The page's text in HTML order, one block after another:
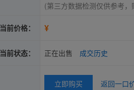
(第三方数据检测仅供参考
当前价格： ¥
当前状态： 正在出售 成交历史
立即购买 返回一口